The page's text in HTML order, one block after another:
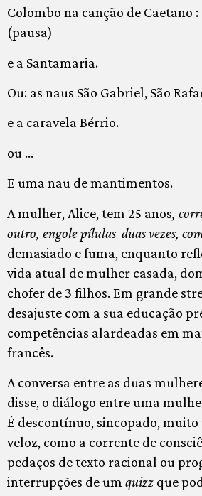
Colombo na canção de Caetano :
(pausa)
e a Santamaria.
Ou: as naus São Gabriel, São
e a caravela Bérrio.
ou …
E uma nau de mantimentos.
A mulher, Alice, tem 25 anos,
outro, engole pílulas duas vezes,
demasiado e fuma, enquanto
vida atual de mulher casada,
chofer de 3 filhos. Em grande
desajuste com a sua educação
competências alardeadas em
francês.
A conversa entre as duas
disse, o diálogo entre uma
É descontínuo, sincopado, muito
veloz, como a corrente de
pedaços de texto racional ou
interrupções de um quizz que